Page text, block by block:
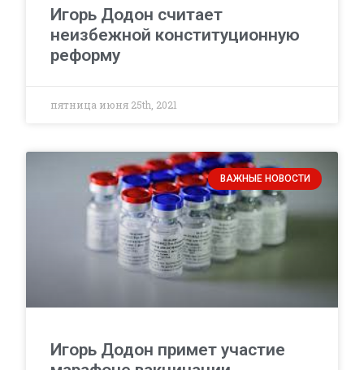
Игорь Додон считает
неизбежной конституционную
реформу
пятница июня 25th, 2021
ВАЖНЫЕ НОВОСТИ
Игорь Додон примет участие